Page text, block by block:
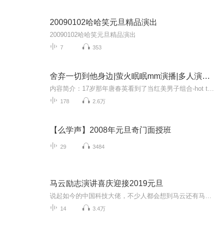
20090102哈哈笑元旦精品演出
20090102哈哈笑元旦精品演出
7 353
舍弃一切到他身边|萤火眠眠mm演播|多人演播|一段与偶像的邂逅
178 2.6万
【么学声】2008年元旦奇门面授班
29 3484
马云励志演讲喜庆迎接2019元旦
14 3.4万